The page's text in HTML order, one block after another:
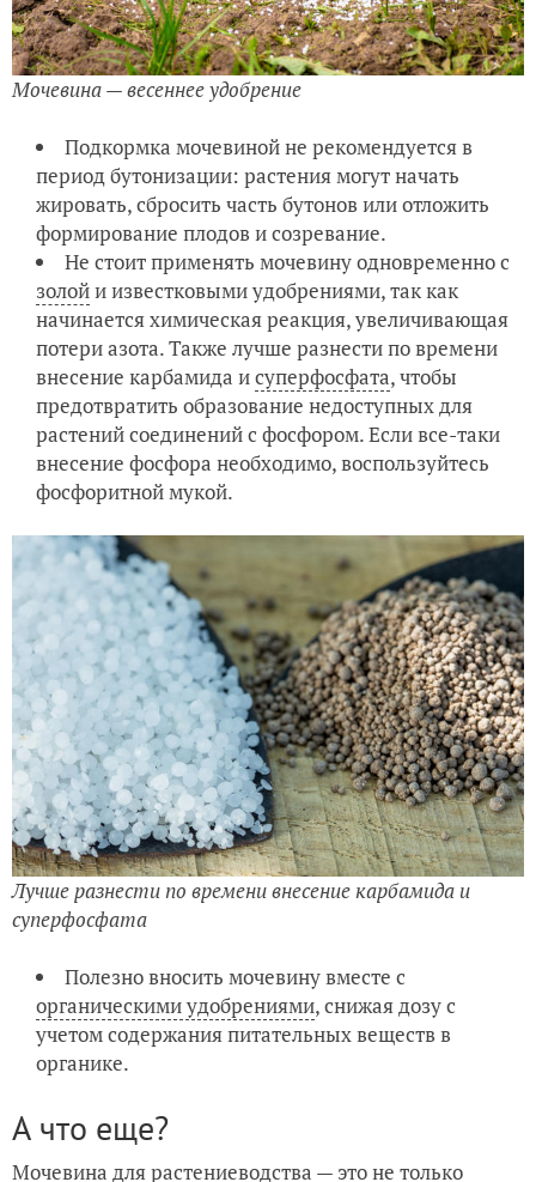
Мочевина — весеннее удобрение
Подкормка мочевиной не рекомендуется в
период бутонизации: растения могут начать
жировать, сбросить часть бутонов или отложить
формирование плодов и созревание.
Не стоит применять мочевину одновременно с
золойи известковыми удобрениями, так как
начинается химическая реакция, увеличивающая
потери азота. Также лучше разнести по времени
внесение карбамида исуперфосфата, чтобы
предотвратить образование недоступных для
растений соединений с фосфором. Если все-таки
внесение фосфора необходимо, воспользуйтесь
фосфоритной мукой.
Лучше разнести по времени внесение карбамида и
суперфосфата
Полезно вносить мочевину вместе с
органическими удобрениями, снижая дозу с
учетом содержания питательных веществ в
органике.
А что еще?
Мочевина для растениеводства — это не только